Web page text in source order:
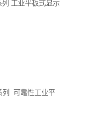
列 工业平板式显示
列 可靠性工业平